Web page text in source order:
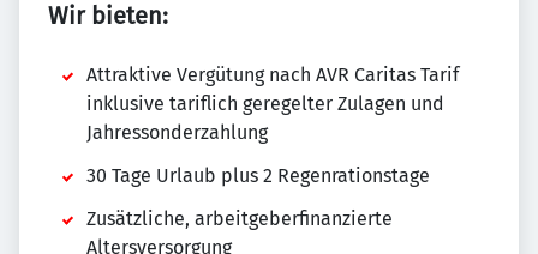
Wir bieten:
Attraktive Vergütung nach AVR Caritas Tarif
inklusive tariflich geregelter Zulagen und
Jahressonderzahlung
30 Tage Urlaub plus 2 Regenrationstage
Zusätzliche, arbeitgeberfinanzierte
Altersversorgung